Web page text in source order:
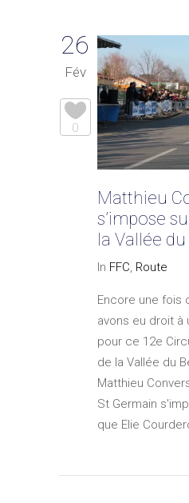
26
Fév
0
Matthieu
s’impose
la Vallée
In FFC, Route
Encore une fois
avons eu droit à
pour ce 12e
de la Vallée du
Matthieu
St Germain
que Elie